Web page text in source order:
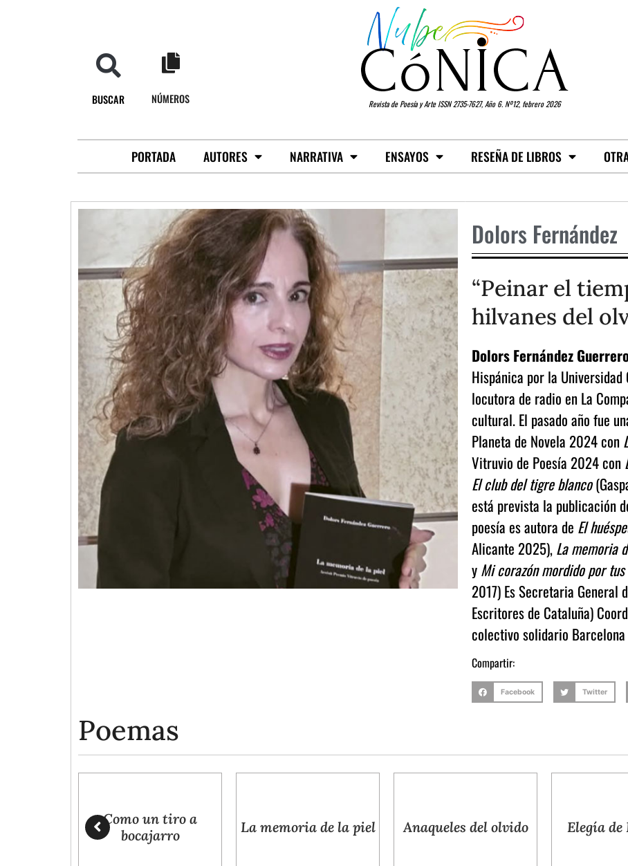
BUSCAR NÚMEROS Revista de Poesía y Arte ISSN 2735-7627, Año 6. Nº12, febrero 2026
PORTADA AUTORES NARRATIVA ENSAYOS RESEÑA DE LIBROS
Dolors Fernández
“Peinar el
hilvanes del
Dolors Fernández
Hispánica por la
locutora de radio en La
cultural. El pasado año fue
Planeta de Novela 2024 con
Vitruvio de Poesía 2024 con
El club del tigre blanco
está prevista la publicación
poesía es autora de El
Alicante 2025),La memoria
yMi corazón mordido por
2017) Es Secretaria General
Escritores de Cataluña)
colectivo solidario
Compartir:
Facebook Twitter
Poemas
La memoria de la piel Anaqueles del olvido Elegía de Penélope